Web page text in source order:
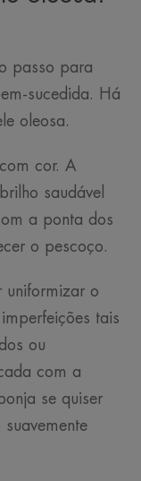
passo para
sucedida. Há
oleosa.
cor. A
saudável
a ponta dos
o pescoço.
uniformizar o
tais
ou
com a
se quiser